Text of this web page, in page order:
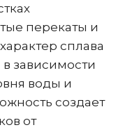
перекаты и
сплава
зависимости
воды и
создает
от